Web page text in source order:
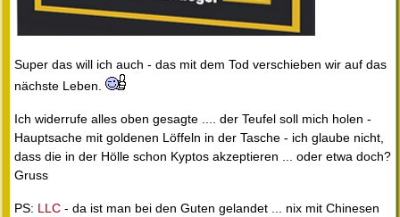
Super das will ich auch - das mit dem Tod verschieben wir auf das
nächste Leben.
Ich widerrufe alles oben gesagte .... der Teufel soll mich holen -
Hauptsache mit goldenen Löffeln in der Tasche - ich glaube nicht,
dass die in der Hölle schon Kyptos akzeptieren ... oder etwa doch?
Gruss
PS: LLC - da ist man bei den Guten gelandet ... nix mit Chinesen